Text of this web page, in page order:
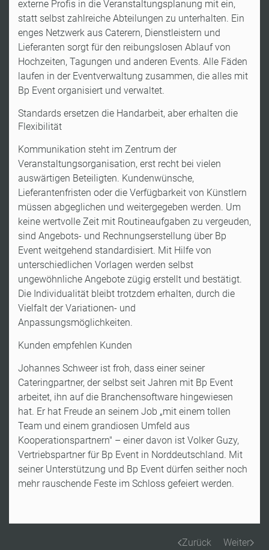
externe Profis in die Veranstaltungsplanung mit ein,
statt selbst zahlreiche Abteilungen zu unterhalten. Ein
enges Netzwerk aus Caterern, Dienstleistern und
Lieferanten sorgt für den reibungslosen Ablauf von
Hochzeiten, Tagungen und anderen Events. Alle Fäden
laufen in der Eventverwaltung zusammen, die alles mit
Bp Event organisiert und verwaltet.
Standards ersetzen die Handarbeit, aber erhalten die
Flexibilität
Kommunikation steht im Zentrum der
Veranstaltungsorganisation, erst recht bei vielen
auswärtigen Beteiligten. Kundenwünsche,
Lieferantenfristen oder die Verfügbarkeit von Künstlern
müssen abgeglichen und weitergegeben werden. Um
keine wertvolle Zeit mit Routineaufgaben zu vergeuden,
sind Angebots- und Rechnungserstellung über Bp
Event weitgehend standardisiert. Mit Hilfe von
unterschiedlichen Vorlagen werden selbst
ungewöhnliche Angebote zügig erstellt und bestätigt.
Die Individualität bleibt trotzdem erhalten, durch die
Vielfalt der Variationen- und
Anpassungsmöglichkeiten.
Kunden empfehlen Kunden
Johannes Schweer ist froh, dass einer seiner
Cateringpartner, der selbst seit Jahren mit Bp Event
arbeitet, ihn auf die Branchensoftware hingewiesen
hat. Er hat Freude an seinem Job „mit einem tollen
Team und einem grandiosen Umfeld aus
Kooperationspartnern" – einer davon ist Volker Guzy,
Vertriebspartner für Bp Event in Norddeutschland. Mit
seiner Unterstützung und Bp Event dürfen seither noch
mehr rauschende Feste im Schloss gefeiert werden.
Zurück Weiter